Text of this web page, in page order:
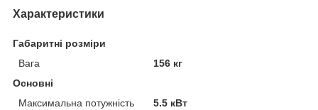
Характеристики
Габаритні розміри
Вага
156 кг
Основні
Максимальна потужність
5.5 кВт